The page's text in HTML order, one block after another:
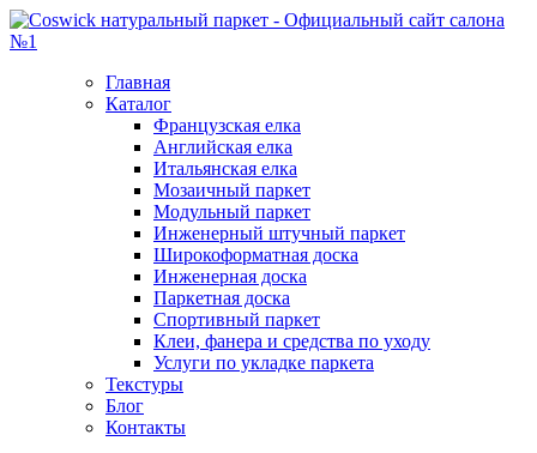
Главная
Каталог
Французская елка
Английская елка
Итальянская елка
Мозаичный паркет
Модульный паркет
Инженерный штучный паркет
Широкоформатная доска
Инженерная доска
Паркетная доска
Спортивный паркет
Клеи, фанера и средства по уходу
Услуги по укладке паркета
Текстуры
Блог
Контакты